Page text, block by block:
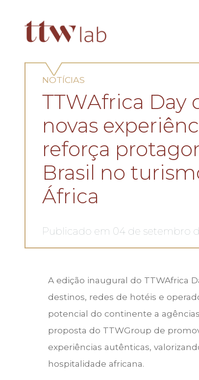
NOTÍCIAS
TTWAfrica Day
novas
reforça
Brasil no
África
Publicado em 04 de setembro
A edição inaugural do TTWAfrica
destinos, redes de hotéis e
potencial do continente a
proposta do TTWGroup de
experiências autênticas,
hospitalidade africana.